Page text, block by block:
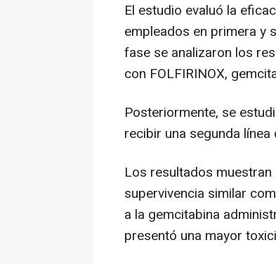
El estudio evaluó la
empleados en primera y
fase se analizaron los
con FOLFIRINOX,
Posteriormente, se
recibir una segunda
Los resultados muestran
supervivencia similar
a la gemcitabina
presentó una mayor